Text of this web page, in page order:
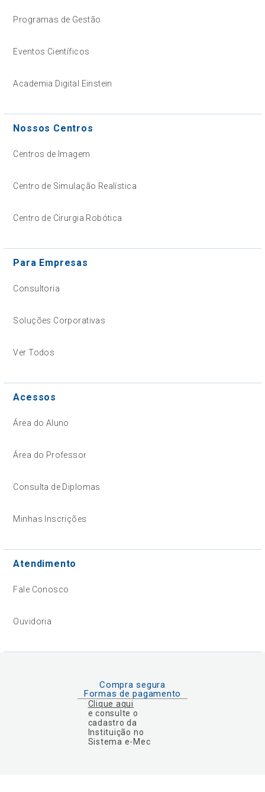
Programas de Gestão
Eventos Científicos
Academia Digital Einstein
Nossos Centros
Centros de Imagem
Centro de Simulação Realística
Centro de Cirurgia Robótica
Para Empresas
Consultoria
Soluções Corporativas
Ver Todos
Acessos
Área do Aluno
Área do Professor
Consulta de Diplomas
Minhas Inscrições
Atendimento
Fale Conosco
Ouvidoria
Compra segura
Formas de pagamento
Clique aqui
e consulte o
cadastro da
Instituição no
Sistema e-Mec